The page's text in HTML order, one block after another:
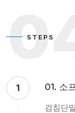
04
STEPS
1 01. 소
검침단